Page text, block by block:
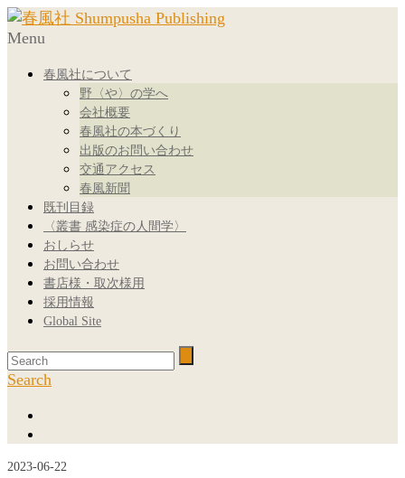
Menu
春風社について
野〈や〉の学へ
会社概要
春風社の本づくり
出版のお問い合わせ
交通アクセス
春風新聞
既刊目録
〈叢書 感染症の人間学〉
おしらせ
お問い合わせ
書店様・取次様用
採用情報
Global Site
Search
2023-06-22